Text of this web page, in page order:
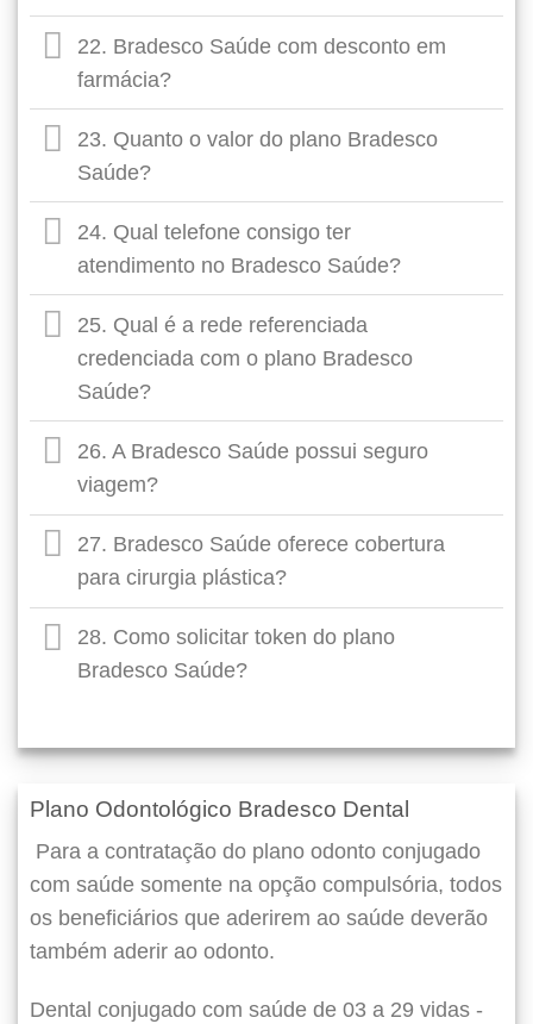
22. Bradesco Saúde com desconto em
farmácia?
23. Quanto o valor do plano Bradesco
Saúde?
24. Qual telefone consigo ter
atendimento no Bradesco Saúde?
25. Qual é a rede referenciada
credenciada com o plano Bradesco
Saúde?
26. A Bradesco Saúde possui seguro
viagem?
27. Bradesco Saúde oferece cobertura
para cirurgia plástica?
28. Como solicitar token do plano
Bradesco Saúde?
Plano Odontológico Bradesco Dental
Para a contratação do plano odonto conjugado
com saúde somente na opção compulsória, todos
os beneficiários que aderirem ao saúde deverão
também aderir ao odonto.
Dental conjugado com saúde de 03 a 29 vidas -